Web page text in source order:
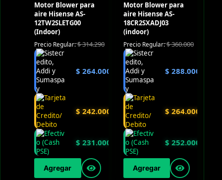
Motor Blower para
aire Hisense AS-
12TW2SLETG00
(Indoor)
Precio Regular:$314.290
$ 264.000
$ 242.000
$ 231.000
Agregar
Motor Blower para
aire Hisense AS-
18CR2SXADJ03
(indoor)
Precio Regular:$360.000
$ 288.000
$ 264.000
$ 252.000
Agregar